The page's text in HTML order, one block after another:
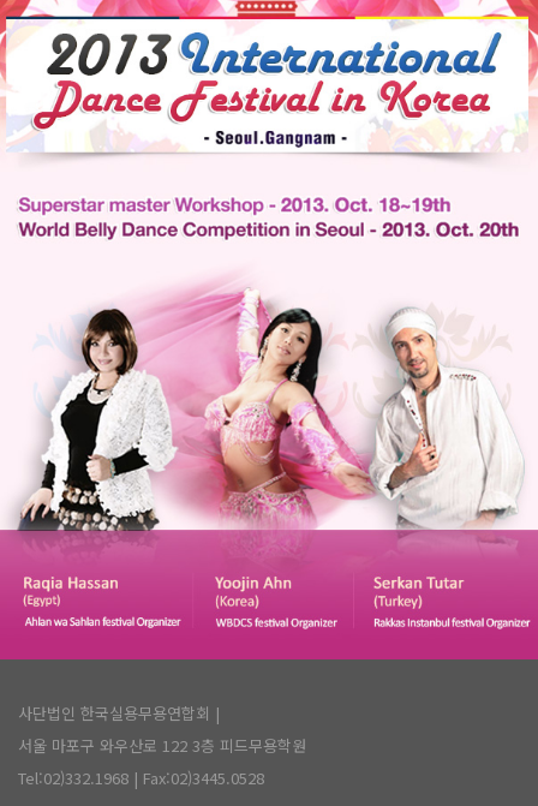
사단법인 한국실용무용연합회 |
서울 마포구 와우산로 122 3층 피드무용학원
Tel:02)332.1968 | Fax:02)3445.0528